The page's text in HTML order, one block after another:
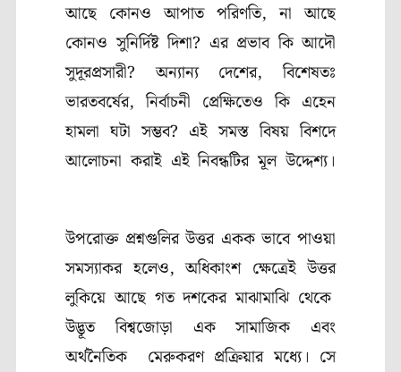
আছে কোনও আপাত পরিণতি, না আছে
কোনও সুনির্দিষ্ট দিশা? এর প্রভাব কি আদৌ
সুদূরপ্রসারী? অন্যান্য দেশের, বিশেষতঃ
ভারতবর্ষের, নির্বাচনী প্রেক্ষিতেও কি এহেন
হামলা ঘটা সম্ভব? এই সমস্ত বিষয় বিশদে
আলোচনা করাই এই নিবন্ধটির মূল উদ্দেশ্য।
উপরোক্ত প্রশ্নগুলির উত্তর একক ভাবে পাওয়া
সমস্যাকর হলেও, অধিকাংশ ক্ষেত্রেই উত্তর
লুকিয়ে আছে গত দশকের মাঝামাঝি থেকে
উদ্ভূত বিশ্বজোড়া এক সামাজিক এবং
অর্থনৈতিক মেরুকরণ প্রক্রিয়ার মধ্যে। সে